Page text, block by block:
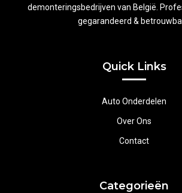
demonteringsbedrijven van België.
gegarandeerd &
Quick Links
Auto Onderdelen
Over Ons
Contact
Categorieën